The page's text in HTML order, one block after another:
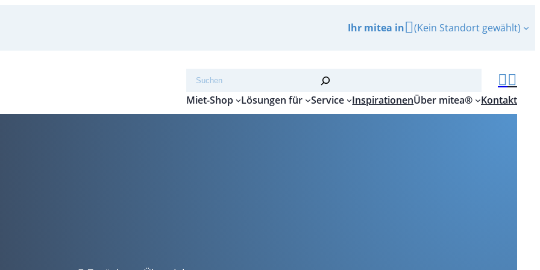
Ihr mitea in (Kein Standort gewählt)
Suchen
Miet-Shop
Lösungen für Service InspirationenÜber mitea® Kontakt